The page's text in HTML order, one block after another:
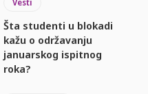
Vesti
Šta studenti u blokadi
kažu o održavanju
januarskog ispitnog
roka?